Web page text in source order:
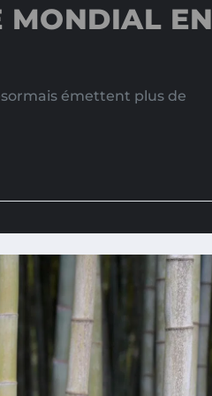
MONDIAL EN
émettent plus de